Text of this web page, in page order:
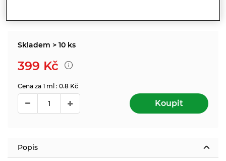
Skladem > 10 ks
399 Kč
Cena za 1 ml : 0.8 Kč
Koupit
Popis